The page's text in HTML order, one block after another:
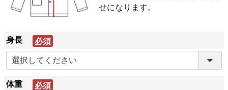
せになります。
身長
(必
須)
体重